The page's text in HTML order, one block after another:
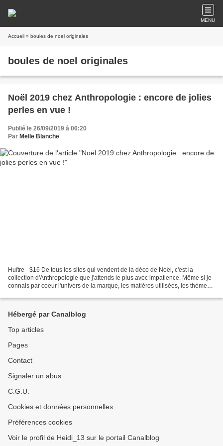
MENU
Accueil » boules de noel originales
boules de noel originales
Noël 2019 chez Anthropologie : encore de jolies
perles en vue !
Publié le 26/09/2019 à 06:20
Par Melle Blanche
Huître - $16 De tous les sites qui vendent de la déco de Noël, c'est la
collection d'Anthropologie que j'attends le plus avec impatience. Même si je
connais par coeur l'univers de la marque, les matières utilisées, les thèmes
Hébergé par Canalblog
Top articles
Pages
Contact
Signaler un abus
C.G.U.
Cookies et données personnelles
Préférences cookies
Voir le profil de Heidi_13 sur le portail Canalblog